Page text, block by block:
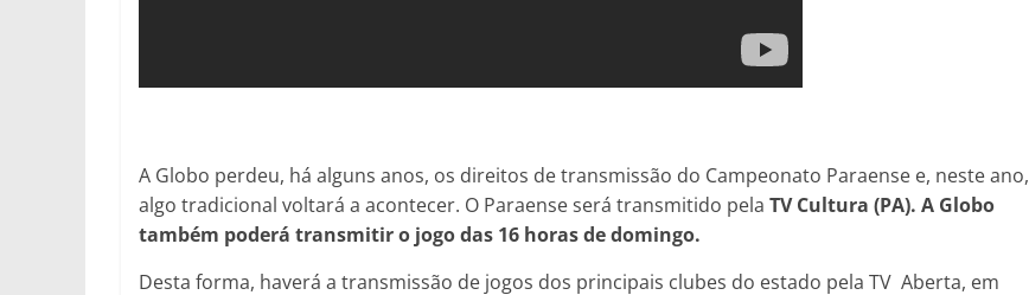
A Globo perdeu, há alguns anos, os direitos de transmissão do Campeonato Paraense e, neste ano,
algo tradicional voltará a acontecer. O Paraense será transmitido pela TV Cultura (PA). A Globo
também poderá transmitir o jogo das 16 horas de domingo.
Desta forma, haverá a transmissão de jogos dos principais clubes do estado pela TV Aberta, em